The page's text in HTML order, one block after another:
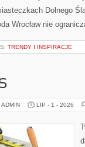
Dolnego
Wrocław nie
TRENDY I INSPIRACJE
LIP - 1 - 2026